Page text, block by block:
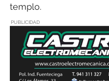
templo.
PUBLICIDAD